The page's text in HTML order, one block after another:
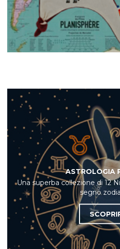
ASTROLOGIA
Una superba collezione di 12
segno